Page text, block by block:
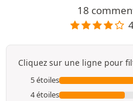
18
Cliquez sur une ligne pour
5 étoiles
4 étoiles